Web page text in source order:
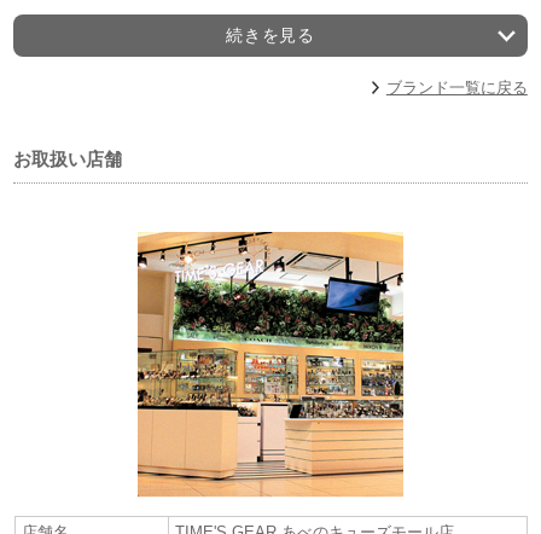
甲子園店。
Calvin Klein (カルバン・クライン)社の洗練されたデザインワークと世界
クリーン、ミニマル、セクシー、コンテンポラリーをキーワードに、モ
ダンなライフスタイルを反映した“今”を感じる独自のスタイルを表現。
誌などにも度々登場する人気のブランドです。
■TIME’S GEAR あべのキューズモール店
大阪市阿倍野区阿倍野筋1-6-1 キューズモール 2階（地図こちら！）
お問合せ： 06-6649-3366
■「Koyo天王寺ミオプラザ館店」
大阪市天王寺区悲田院町10-48ミオプラザ3階（地図こちら！）
お問合せ： 06-6771-1206
「TIME’S GEAR ららぽーと甲子園店」
西宮市甲子園甲子園八番町1-100 ららぽーと甲子園1階(
お問合わせ：0798-81-5590
続きを見る
ブランド一覧に戻る
お取扱い店舗